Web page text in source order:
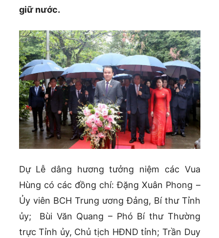
giữ nước.
Dự Lễ dâng hương tưởng niệm các Vua
Hùng có các đồng chí: Đặng Xuân Phong –
Ủy viên BCH Trung ương Đảng, Bí thư Tỉnh
ủy; Bùi Văn Quang – Phó Bí thư Thường
trực Tỉnh ủy, Chủ tịch HĐND tỉnh; Trần Duy